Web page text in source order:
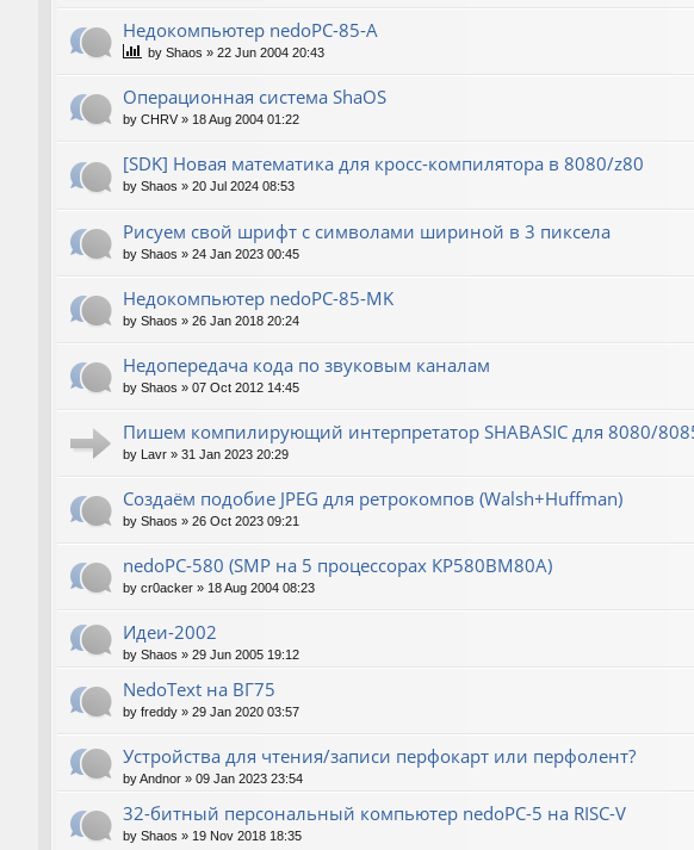
Недокомпьютер nedoPC-85-A
by Shaos » 22 Jun 2004 20:43
Операционная система ShaOS
by CHRV » 18 Aug 2004 01:22
[SDK] Новая математика для кросс-компилятора в 8080/z80
by Shaos » 20 Jul 2024 08:53
Рисуем свой шрифт с символами шириной в 3 пиксела
by Shaos » 24 Jan 2023 00:45
Недокомпьютер nedoPC-85-MK
by Shaos » 26 Jan 2018 20:24
Недопередача кода по звуковым каналам
by Shaos » 07 Oct 2012 14:45
Пишем компилирующий интерпретатор SHABASIC для 8080/
by Lavr » 31 Jan 2023 20:29
Создаём подобие JPEG для ретрокомпов (Walsh+Huffman)
by Shaos » 26 Oct 2023 09:21
nedoPC-580 (SMP на 5 процессорах КР580ВМ80А)
by cr0acker » 18 Aug 2004 08:23
Идеи-2002
by Shaos » 29 Jun 2005 19:12
NedoText на ВГ75
by freddy » 29 Jan 2020 03:57
Устройства для чтения/записи перфокарт или перфолент?
byAndnor » 09 Jan 2023 23:54
32-битный персональный компьютер nedoPC-5 на RISC-V
by Shaos » 19 Nov 2018 18:35